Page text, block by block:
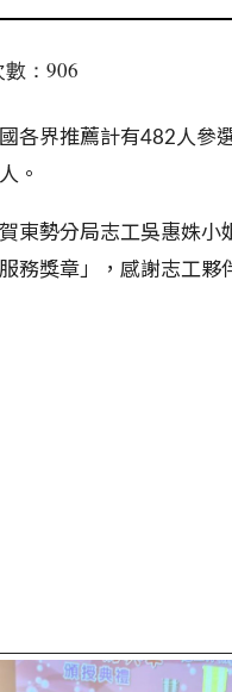
：906
各界推薦計有482人參
。
東勢分局志工吳惠姝小
務獎章」，感謝志工夥